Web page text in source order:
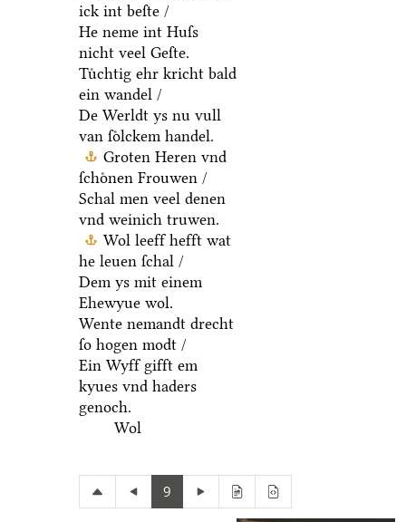
ick int beſte /
He neme int Huſs
nicht veel Geſte.
Tuͤchtig ehr kricht bald
ein wandel /
De Werldt ys nu vull
van ſoͤlckem handel.
Groten Heren vnd
ſchoͤnen Frouwen /
Schal men veel denen
vnd weinich truwen.
Wol leeff hefft wat
he leuen ſchal /
Dem ys mit einem
Ehewyue wol.
Wente nemandt drecht
ſo hogen modt /
Ein Wyff gifft em
kyues vnd haders
genoch.
Wol
9